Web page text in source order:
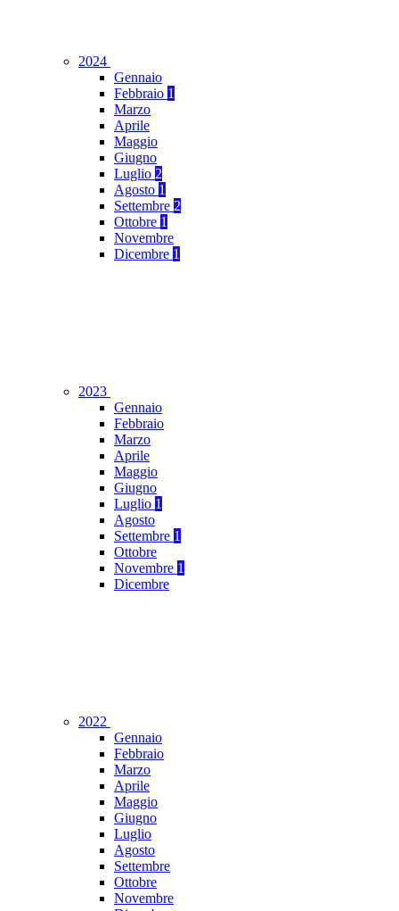
2024
Gennaio
Febbraio 1
Marzo
Aprile
Maggio
Giugno
Luglio 2
Agosto 1
Settembre 2
Ottobre 1
Novembre
Dicembre 1
2023
Gennaio
Febbraio
Marzo
Aprile
Maggio
Giugno
Luglio 1
Agosto
Settembre 1
Ottobre
Novembre 1
Dicembre
2022
Gennaio
Febbraio
Marzo
Aprile
Maggio
Giugno
Luglio
Agosto
Settembre
Ottobre
Novembre